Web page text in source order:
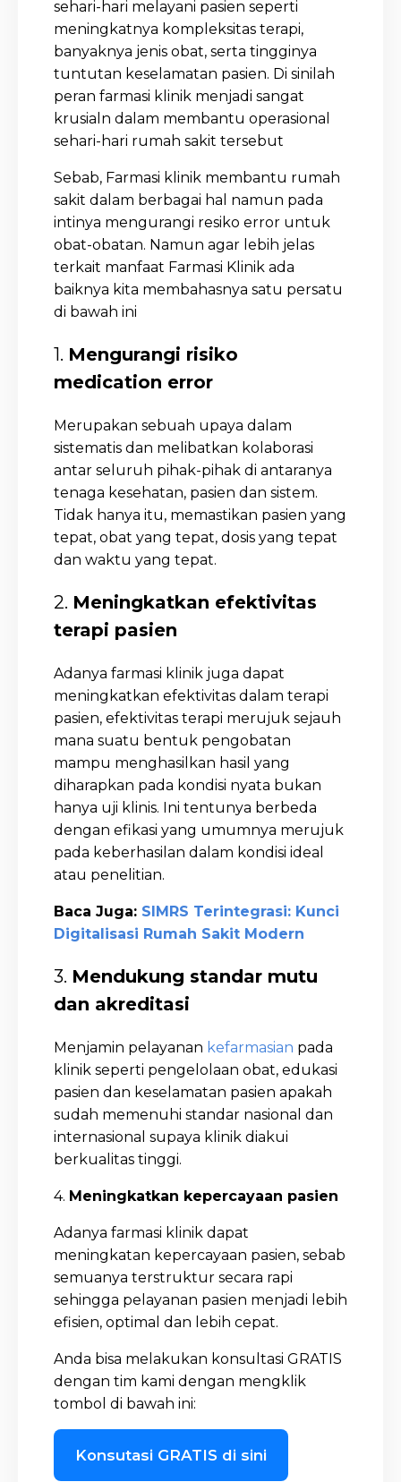
sehari-hari melayani pasien seperti
meningkatnya kompleksitas terapi,
banyaknya jenis obat, serta tingginya
tuntutan keselamatan pasien. Di sinilah
peran farmasi klinik menjadi sangat
krusialn dalam membantu operasional
sehari-hari rumah sakit tersebut
Sebab, Farmasi klinik membantu rumah
sakit dalam berbagai hal namun pada
intinya mengurangi resiko error untuk
obat-obatan. Namun agar lebih jelas
terkait manfaat Farmasi Klinik ada
baiknya kita membahasnya satu persatu
di bawah ini
1. Mengurangi risiko
medication error
Merupakan sebuah upaya dalam
sistematis dan melibatkan kolaborasi
antar seluruh pihak-pihak di antaranya
tenaga kesehatan, pasien dan sistem.
Tidak hanya itu, memastikan pasien yang
tepat, obat yang tepat, dosis yang tepat
dan waktu yang tepat.
2. Meningkatkan efektivitas
terapi pasien
Adanya farmasi klinik juga dapat
meningkatkan efektivitas dalam terapi
pasien, efektivitas terapi merujuk sejauh
mana suatu bentuk pengobatan
mampu menghasilkan hasil yang
diharapkan pada kondisi nyata bukan
hanya uji klinis. Ini tentunya berbeda
dengan efikasi yang umumnya merujuk
pada keberhasilan dalam kondisi ideal
atau penelitian.
Baca Juga: SIMRS Terintegrasi: Kunci
Digitalisasi Rumah Sakit Modern
3. Mendukung standar mutu
dan akreditasi
Menjamin pelayanan kefarmasian pada
klinik seperti pengelolaan obat, edukasi
pasien dan keselamatan pasien apakah
sudah memenuhi standar nasional dan
internasional supaya klinik diakui
berkualitas tinggi.
4. Meningkatkan kepercayaan pasien
Adanya farmasi klinik dapat
meningkatan kepercayaan pasien, sebab
semuanya terstruktur secara rapi
sehingga pelayanan pasien menjadi lebih
efisien, optimal dan lebih cepat.
Anda bisa melakukan konsultasi GRATIS
dengan tim kami dengan mengklik
tombol di bawah ini:
Konsutasi GRATIS di sini